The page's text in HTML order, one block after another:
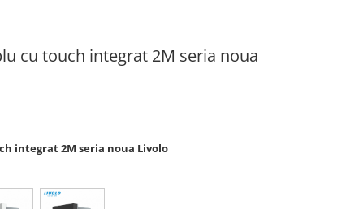
cu touch integrat 2M seria noua
integrat 2M seria noua Livolo